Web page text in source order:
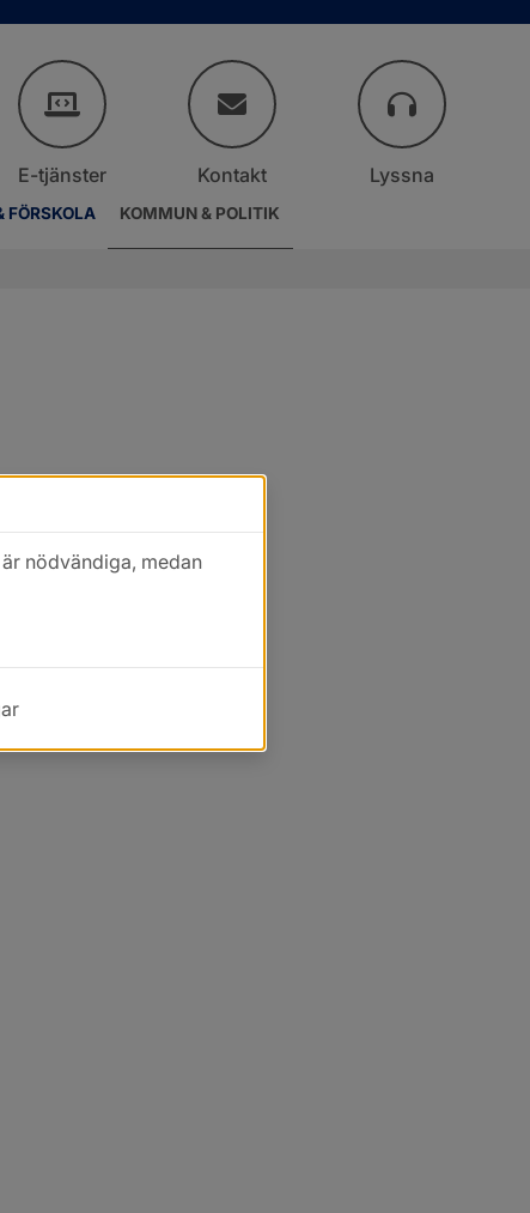
FÖRSKOLA KOMMUN & POLITIK
E-tjänster Kontakt Lyssna
nödvändiga, medan